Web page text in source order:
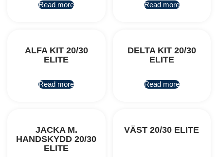
Read more Read more
ALFA KIT 20/30
ELITE
Read more
DELTA KIT 20/30
ELITE
Read more
JACKA M.
HANDSKYDD 20/30
ELITE
VÄST 20/30 ELITE